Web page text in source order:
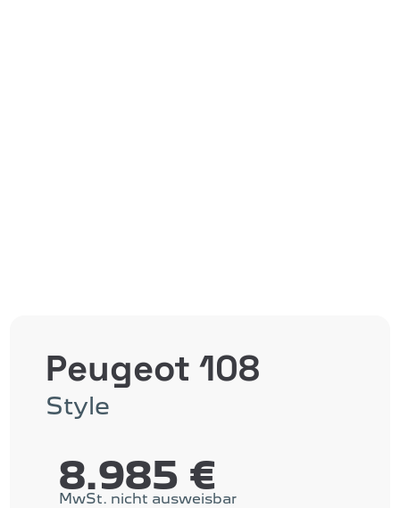
Peugeot 108
Style
8.985 €
MwSt. nicht ausweisbar